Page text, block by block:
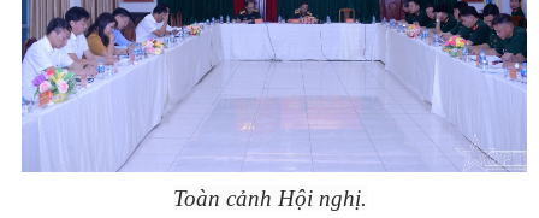
Toàn cảnh Hội nghị.